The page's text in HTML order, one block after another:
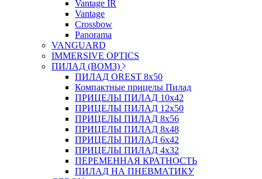
Vantage IR
Vantage
Crossbow
Panorama
VANGUARD
IMMERSIVE OPTICS
ПИЛАД (ВОМЗ)
ПИЛАД OREST 8х50
Компактные прицелы Пилад
ПРИЦЕЛЫ ПИЛАД 10х42
ПРИЦЕЛЫ ПИЛАД 12х50
ПРИЦЕЛЫ ПИЛАД 8х56
ПРИЦЕЛЫ ПИЛАД 8х48
ПРИЦЕЛЫ ПИЛАД 6х42
ПРИЦЕЛЫ ПИЛАД 4х32
ПЕРЕМЕННАЯ КРАТНОСТЬ
ПИЛАД НА ПНЕВМАТИКУ